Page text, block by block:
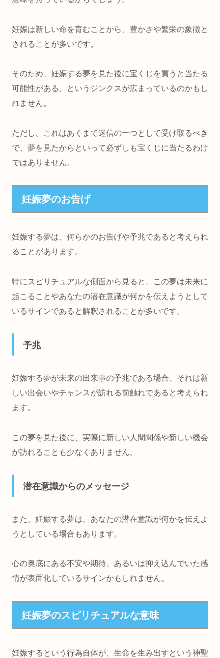
妊娠は新しい命を育むことから、豊かさや繁栄の象徴と
されることが多いです。
そのため、妊娠する夢を見た後に宝くじを買うと当たる
可能性がある、というジンクスが広まっているのかもし
れません。
ただし、これはあくまで迷信の一つとして受け取るべき
で、夢を見たからといって必ずしも宝くじに当たるわけ
ではありません。
妊娠夢のお告げ
妊娠する夢は、何らかのお告げや予兆であると考えられ
ることがあります。
特にスピリチュアルな側面から見ると、この夢は未来に
起こることやあなたの潜在意識が何かを伝えようとして
いるサインであると解釈されることが多いです。
予兆
妊娠する夢が未来の出来事の予兆である場合、それは新
しい出会いやチャンスが訪れる前触れであると考えられ
ます。
この夢を見た後に、実際に新しい人間関係や新しい機会
が訪れることも少なくありません。
潜在意識からのメッセージ
また、妊娠する夢は、あなたの潜在意識が何かを伝えよ
うとしている場合もあります。
心の奥底にある不安や期待、あるいは抑え込んでいた感
情が表面化しているサインかもしれません。
妊娠夢のスピリチュアルな意味
妊娠するという行為自体が、生命を生み出すという神聖